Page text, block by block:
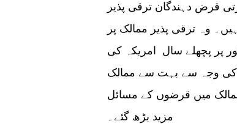
قرض دہندگان ترقی پذیر
80 فیصد سے زیادہ ہیں۔ وہ ترقی پذیر ممالک پر
پر پچھلے سال امریکہ کی
کی وجہ سے بہت سے ممالک
ممالک میں قرضوں کے مسائل
مزید بڑھ گئے۔